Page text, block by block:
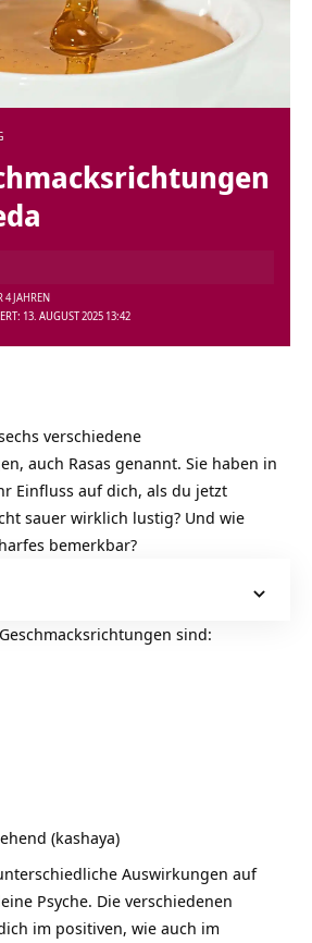
13. AUGUST 2025 13:42
4 JAHREN
verschiedene
auch Rasas genannt. Sie haben in
Einfluss auf dich, als du jetzt
sauer wirklich lustig? Und wie
bemerkbar?
sind:
(kashaya)
Auswirkungen auf
Psyche. Die verschiedenen
im positiven, wie auch im